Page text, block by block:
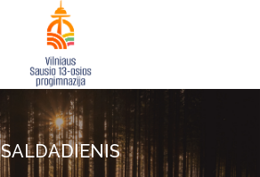
SALDADIENIS